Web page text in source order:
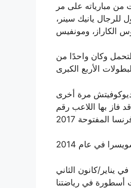
مبارياته على مر
للرجال يانيك سينر،
وكان واحدًا من
المفتوحة عام 2014، ثم تغلب على ديوكوفيتش مرة أخرى
الكبرى قد فاز بها اللاعب رقم
يناير/كانون الثاني